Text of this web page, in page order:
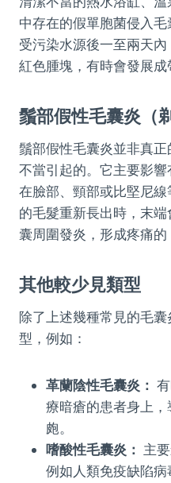
中存在的假單胞菌侵入
受污染水源後一至兩天
紅色腫塊，有時會發展成
鬚部假性毛囊炎（
鬚部假性毛囊炎並非真
不當引起的。它主要影
在臉部、頸部或比堅尼
的毛髮重新長出時，末
囊周圍發炎，形成疼痛的
其他較少見類型
除了上述幾種常見的毛
型，例如：
革蘭陰性毛囊炎：
療暗瘡的患者身上
皰。
嗜酸性毛囊炎： 主
例如人類免疫缺陷